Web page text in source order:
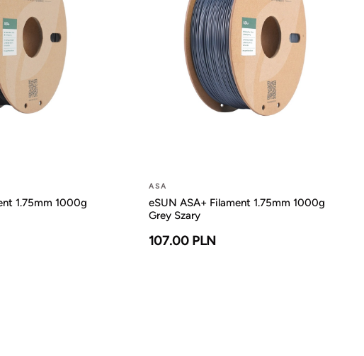
1.75mm 1000g
ASA
eSUN ASA+ Filament 1.75mm 1000g
Grey Szary
107.00 PLN